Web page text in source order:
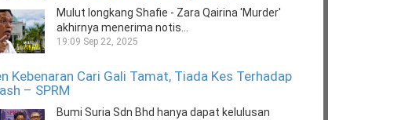
Mulut longkang Shafie - Zara Qairina 'Murder'
akhirnya menerima notis...
19:09 Sep 22, 2025
Kebenaran Cari Gali Tamat, Tiada Kes Terhadap
– SPRM
Bumi Suria Sdn Bhd hanya dapat kelulusan